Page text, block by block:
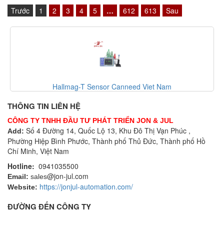
Trước
1 2 3 4 5 … 612 613 Sau
Hallmag-T Sensor Canneed Viet Nam
THÔNG TIN LIÊN HỆ
CÔNG TY TNHH ĐẦU TƯ PHÁT TRIỂN JON & JUL
Add: Số 4 Đường 14, Quốc Lộ 13, Khu Đô Thị Vạn Phúc ,
Phường Hiệp Bình Phước, Thành phố Thủ Đức, Thành phố Hồ
Chí Minh, Việt Nam
Hotline: 0941035500
Email: sales@jon-jul.com
Website: https://jonjul-automation.com/
ĐƯỜNG ĐẾN CÔNG TY